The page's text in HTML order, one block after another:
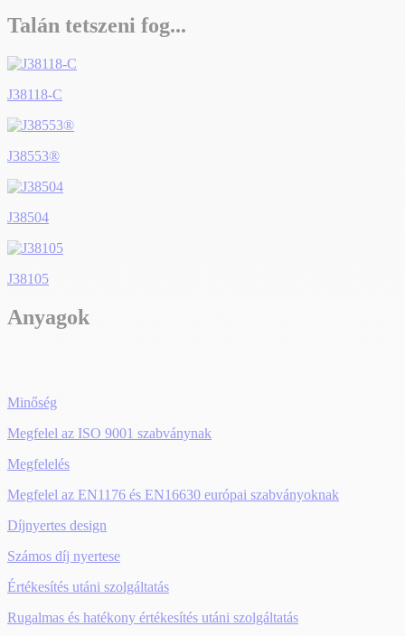
Talán tetszeni fog...
J38118-C
J38553®
J38504
J38105
Anyagok
Minőség
Megfelel az ISO 9001 szabványnak
Megfelelés
Megfelel az EN1176 és EN16630 európai szabványoknak
Díjnyertes design
Számos díj nyertese
Értékesítés utáni szolgáltatás
Rugalmas és hatékony értékesítés utáni szolgáltatás